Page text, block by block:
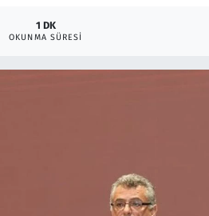
1 DK
OKUNMA SÜRESI